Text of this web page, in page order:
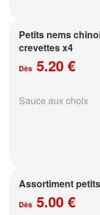
Petits nems
crevettes x4
Dès 5.20 €
Sauce aux choix
Assortiment
Dès 5.00 €